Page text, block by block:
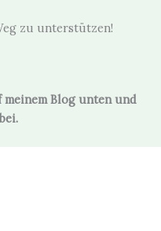
zu unterstützen!
meinemBlog unten und